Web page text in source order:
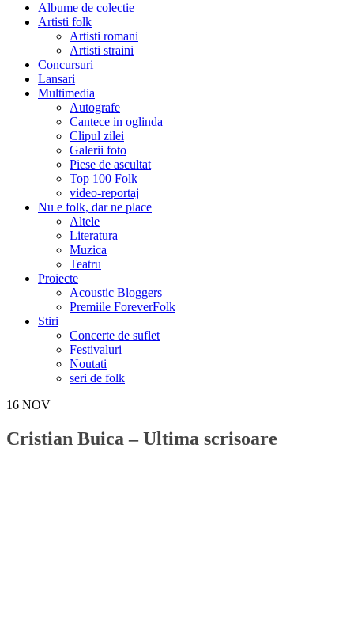
Albume de colectie
Artisti folk
Artisti romani
Artisti straini
Concursuri
Lansari
Multimedia
Autografe
Cantece in oglinda
Clipul zilei
Galerii foto
Piese de ascultat
Top 100 Folk
video-reportaj
Nu e folk, dar ne place
Altele
Literatura
Muzica
Teatru
Proiecte
Acoustic Bloggers
Premiile ForeverFolk
Stiri
Concerte de suflet
Festivaluri
Noutati
seri de folk
16 NOV
Cristian Buica – Ultima scrisoare